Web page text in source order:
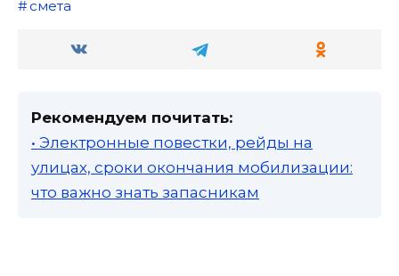
смета
Рекомендуем почитать:
• Электронные повестки, рейды на
улицах, сроки окончания мобилизации:
что важно знать запасникам